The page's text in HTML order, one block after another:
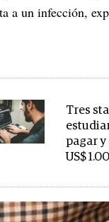
a un infección,
Tres
pagar y
US$